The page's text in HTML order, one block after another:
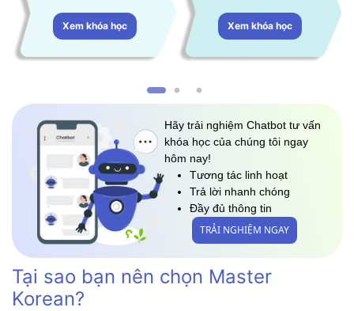
Xem khóa học Xem khóa học
Hãy trải nghiệm Chatbot tư vấn
khóa học của chúng tôi ngay
hôm nay!
Tương tác linh hoạt
Trả lời nhanh chóng
Đầy đủ thông tin
TRẢI NGHIỆM NGAY
Tại sao bạn nên chọn Master
Korean?